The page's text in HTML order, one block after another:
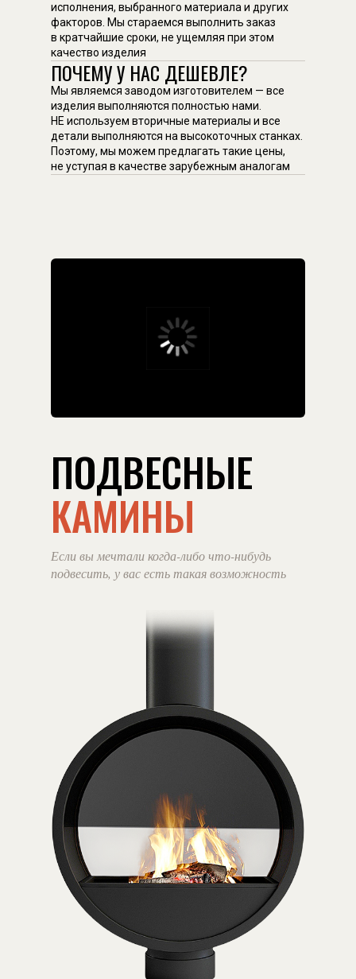
исполнения, выбранного материала и других
факторов. Мы стараемся выполнить заказ
в кратчайшие сроки, не ущемляя при этом
качество изделия
ПОЧЕМУ У НАС ДЕШЕВЛЕ?
Мы являемся заводом изготовителем — все
изделия выполняются полностью нами.
НЕ используем вторичные материалы и все
детали выполняются на высокоточных станках.
Поэтому, мы можем предлагать такие цены,
не уступая в качестве зарубежным аналогам
Если вы мечтали когда-либо что-нибудь
подвесить, у вас есть такая возможность
ПОДВЕСНЫЕ
КАМИНЫ